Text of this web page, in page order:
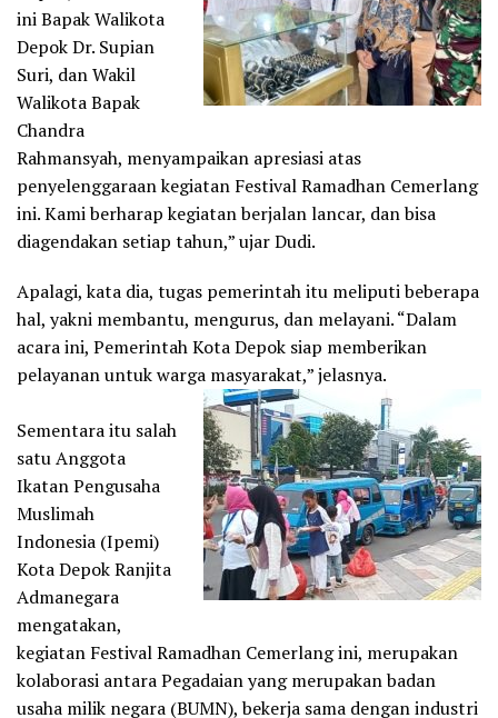
ini Bapak Walikota
Depok Dr. Supian
Suri, dan Wakil
Walikota Bapak
Chandra
Rahmansyah, menyampaikan apresiasi atas
penyelenggaraan kegiatan Festival Ramadhan Cemerlang
ini. Kami berharap kegiatan berjalan lancar, dan bisa
diagendakan setiap tahun,” ujar Dudi.
Apalagi, kata dia, tugas pemerintah itu meliputi beberapa
hal, yakni membantu, mengurus, dan melayani. “Dalam
acara ini, Pemerintah Kota Depok siap memberikan
pelayanan untuk warga masyarakat,” jelasnya.
Sementara itu salah
satu Anggota
Ikatan Pengusaha
Muslimah
Indonesia (Ipemi)
Kota Depok Ranjita
Admanegara
mengatakan,
kegiatan Festival Ramadhan Cemerlang ini, merupakan
kolaborasi antara Pegadaian yang merupakan badan
usaha milik negara (BUMN), bekerja sama dengan industri